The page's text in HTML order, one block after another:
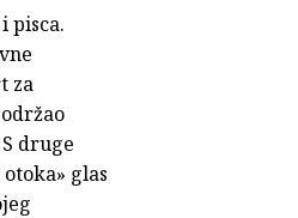
pisca.
za
druge
glas